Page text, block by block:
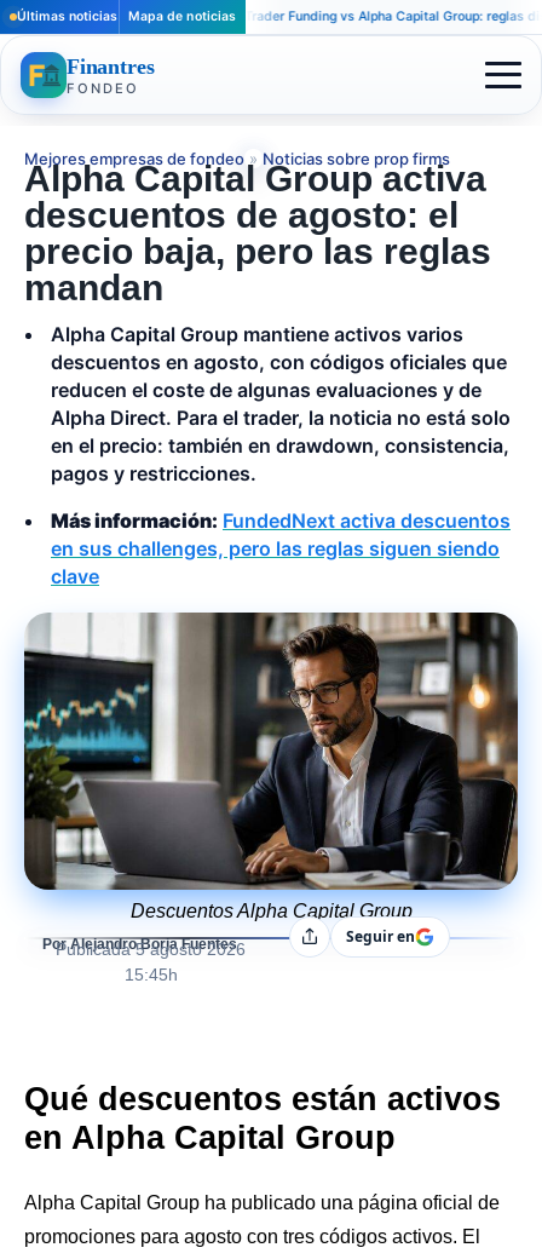
Últimas noticias Mapa de noticias
Apex Trader Funding vs Alpha Capital Group: reglas
Finantres
FONDEO
Mejores empresas de fondeo » Noticias sobre prop firms
Alpha Capital Group activa
descuentos de agosto: el
precio baja, pero las reglas
mandan
Alpha Capital Group mantiene activos varios
descuentos en agosto, con códigos oficiales que
reducen el coste de algunas evaluaciones y de
Alpha Direct. Para el trader, la noticia no está solo
en el precio: también en drawdown, consistencia,
pagos y restricciones.
Más información: FundedNext activa descuentos
en sus challenges, pero las reglas siguen siendo
clave
Descuentos Alpha Capital Group
Por Alejandro Borja Fuentes
Publicada 5 agosto 2026
15:45h
CompartirSeguir en
Qué descuentos están activos
en Alpha Capital Group
Alpha Capital Group ha publicado una página oficial de
promociones para agosto con tres códigos activos. El